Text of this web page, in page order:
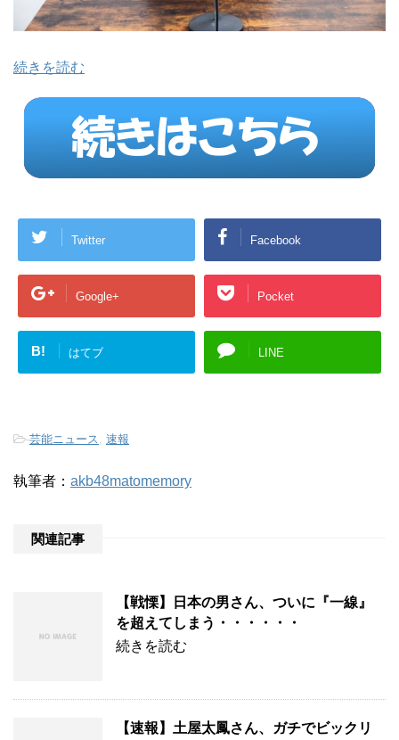
続きを読む
Twitter Facebook
Google+ Pocket
B! はてブ LINE
-芸能ニュース, 速報
執筆者： akb48matomemory
関連記事
【戦慄】日本の男さん、ついに『一線』
を超えてしまう・・・・・・
続きを読む
【速報】土屋太鳳さん、ガチでビックリ